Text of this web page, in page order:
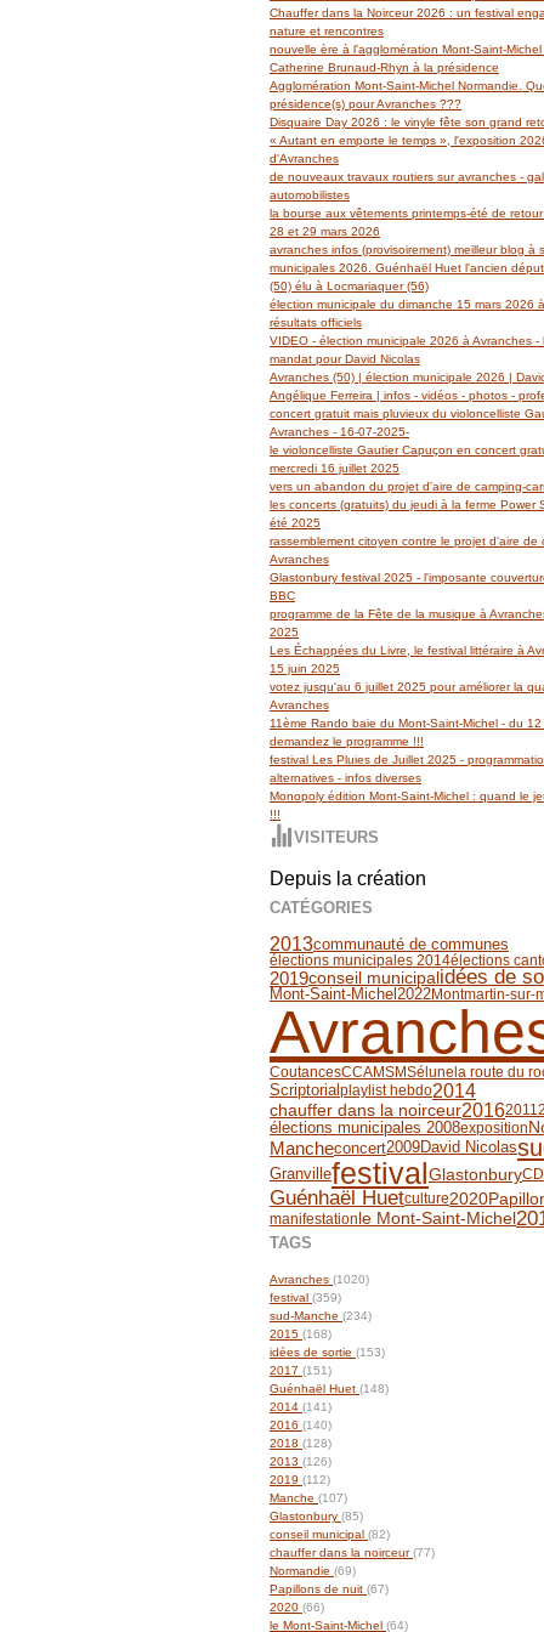
Janvier(14)
Février(19)
Janvier(14)
Mars(29)
Février(18)
Janvier(13)
Avril(27)
Mars(62)
Février(39)
Janvier(5)
Mai(14)
Avril(6)
Mars(6)
Février(2)
Janvier(3)
Chauffer dans la Noirceur 2026 : un festival
nature et rencontres
nouvelle ère à l'agglomération Mont-Saint-
Catherine Brunaud-Rhyn à la présidence
Agglomération Mont-Saint-Michel Normandie.
présidence(s) pour Avranches ???
Disquaire Day 2026 : le vinyle fête son grand
« Autant en emporte le temps », l'exposition
d'Avranches
de nouveaux travaux routiers sur avranches -
automobilistes
la bourse aux vêtements printemps-été de retour
28 et 29 mars 2026
avranches infos (provisoirement) meilleur blog à
municipales 2026. Guénhaël Huet l'ancien
(50) élu à Locmariaquer (56)
élection municipale du dimanche 15 mars 2026
résultats officiels
VIDEO - élection municipale 2026 à Avranches -
mandat pour David Nicolas
Avranches (50) | élection municipale 2026 |
Angélique Ferreira | infos - vidéos - photos -
concert gratuit mais pluvieux du violoncelliste
Avranches - 16-07-2025-
le violoncelliste Gautier Capuçon en concert
mercredi 16 juillet 2025
vers un abandon du projet d'aire de camping-
les concerts (gratuits) du jeudi à la ferme Power
été 2025
rassemblement citoyen contre le projet d'aire de
Avranches
Glastonbury festival 2025 - l'imposante
BBC
programme de la Fête de la musique à
2025
Les Échappées du Livre, le festival littéraire à
15 juin 2025
votez jusqu'au 6 juillet 2025 pour améliorer la
Avranches
11ème Rando baie du Mont-Saint-Michel - du
demandez le programme !!!
festival Les Pluies de Juillet 2025 -
alternatives - infos diverses
Monopoly édition Mont-Saint-Michel : quand le
!!!
VISITEURS
Depuis la création
CATÉGORIES
2013communauté de communes
élections municipales 2014élections
2019conseil municipalidées de
Mont-Saint-Michel 2022Montmartin-sur-
CoutancesCCAMSMSélunela route du
Scriptorialplaylist hebdo2014
chauffer dans la noirceur20162011
élections municipales 2008exposition
Mancheconcert2009David Nicolas
Granvillefestival Glastonbury
Guénhaël Huetculture2020
manifestation le Mont-Saint-Michel
TAGS
Avranches (1020)
festival (359)
sud-Manche (234)
2015 (168)
idées de sortie (153)
2017 (151)
Guénhaël Huet (148)
2014 (141)
2016 (140)
2018 (128)
2013 (126)
2019 (112)
Manche (107)
Glastonbury (85)
conseil municipal (82)
chauffer dans la noirceur(77)
Normandie (69)
Papillons de nuit (67)
2020 (66)
le Mont-Saint-Michel (64)